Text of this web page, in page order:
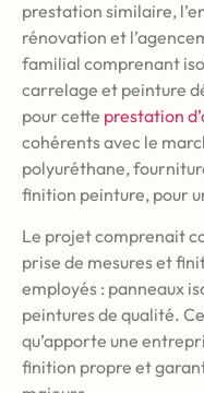
prestation similaire,
rénovation et
familial comprenant
carrelage et peinture
pour cette prestation
cohérents avec le
polyuréthane,
finition peinture, pour
Le projet comprenait
prise de mesures et
employés : panneaux
peintures de qualité.
qu’apporte une
finition propre et